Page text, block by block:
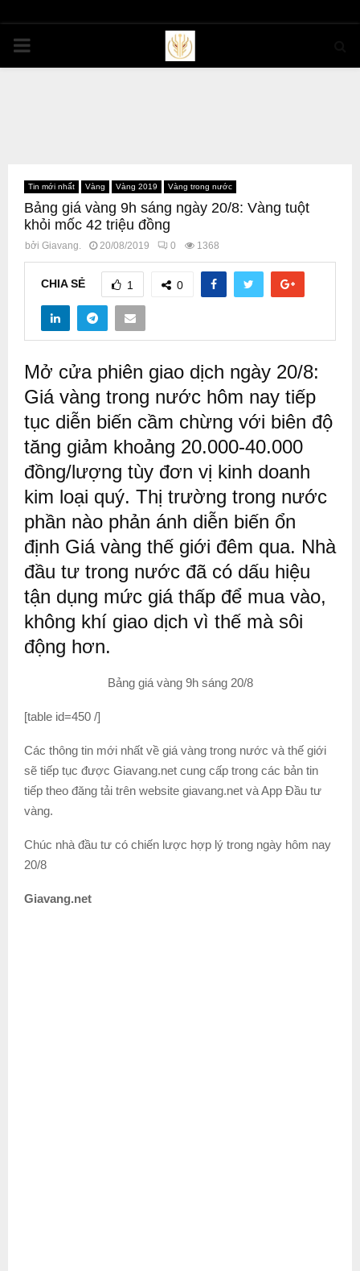
PRIMARY
Tin mới nhất Vàng Vàng 2019 Vàng trong nước
Bảng giá vàng 9h sáng ngày 20/8: Vàng tuột
khỏi mốc 42 triệu đồng
bởi Giavang. 20/08/2019 0 1368
CHIA SẺ 1 0
Mở cửa phiên giao dịch ngày 20/8:
Giá vàng trong nước hôm nay tiếp
tục diễn biến cầm chừng với biên độ
tăng giảm khoảng 20.000-40.000
đồng/lượng tùy đơn vị kinh doanh
kim loại quý. Thị trường trong nước
phần nào phản ánh diễn biến ổn
định Giá vàng thế giới đêm qua. Nhà
đầu tư trong nước đã có dấu hiệu
tận dụng mức giá thấp để mua vào,
không khí giao dịch vì thế mà sôi
động hơn.
Bảng giá vàng 9h sáng 20/8
[table id=450 /]
Các thông tin mới nhất về giá vàng trong nước và thế giới
sẽ tiếp tục được Giavang.net cung cấp trong các bản tin
tiếp theo đăng tải trên website giavang.net và App Đầu tư
vàng.
Chúc nhà đầu tư có chiến lược hợp lý trong ngày hôm nay
20/8
Giavang.net